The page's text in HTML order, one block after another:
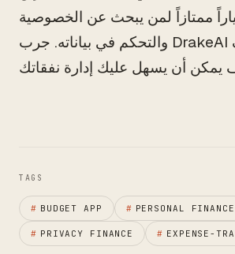
ممتازاً لمن يبحث عن الخصوصية
والتحكم في بياناته. جرب DrakeAI اليوم واكتشف
TAGS
# BUDGET APP # PERSONAL FINANCE
# PRIVACY FINANCE # EXPENSE-